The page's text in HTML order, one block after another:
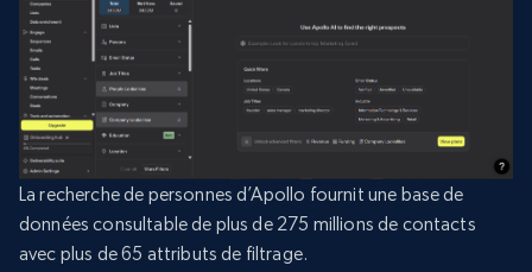
La recherche de personnes d’Apollo fournit une base de
données consultable de plus de 275 millions de contacts
avec plus de 65 attributs de filtrage.